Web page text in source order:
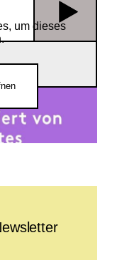
um dieses
der Kunst.